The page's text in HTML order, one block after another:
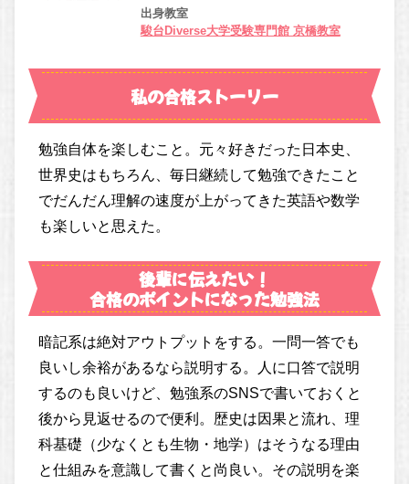
出身教室
駿台Diverse大学受験専門館 京橋教室
私の合格ストーリー
勉強自体を楽しむこと。元々好きだった日本史、
世界史はもちろん、毎日継続して勉強できたこと
でだんだん理解の速度が上がってきた英語や数学
も楽しいと思えた。
後輩に伝えたい！
合格のポイントになった勉強法
暗記系は絶対アウトプットをする。一問一答でも
良いし余裕があるなら説明する。人に口答で説明
するのも良いけど、勉強系のSNSで書いておくと
後から見返せるので便利。歴史は因果と流れ、理
科基礎（少なくとも生物・地学）はそうなる理由
と仕組みを意識して書くと尚良い。その説明を楽